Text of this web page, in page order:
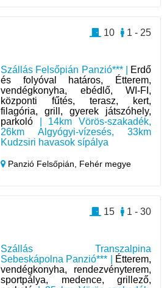
Szállás Felsőpián Panzió*** |
Erdő
és folyóval határos, Étterem,
vendégkonyha, ebédlő, WI-FI,
központi fűtés, terasz, kert,
filagória, grill, gyerek játszóhely,
parkoló | 14km Vörös-szakadék,
26km Algyógyi-vízesés, 33km
Kudzsiri havasok sípálya
Panzió Felsőpián, Fehér megye
1 - 25
10
Szállás Transzalpina
Sebeskápolna Panzió*** |
Étterem,
vendégkonyha, rendezvényterem,
sportpálya, medence, grillező,
1 - 30
15